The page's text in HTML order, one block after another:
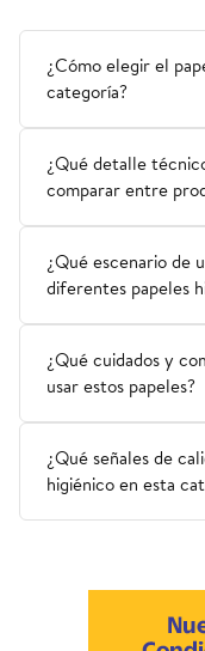
¿Cómo elegir el
categoría?
¿Qué detalle
comparar entre
¿Qué escenario de
diferentes papeles
¿Qué cuidados y
usar estos papeles?
¿Qué señales de
higiénico en esta